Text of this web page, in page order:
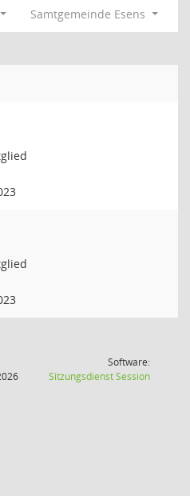
Samtgemeinde Esens
Software:
SitzungsdienstSession(Wird in